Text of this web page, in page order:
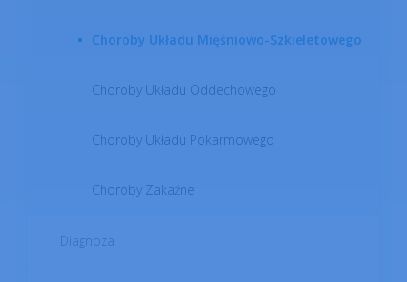
Choroby Układu Mięśniowo-Szkieletowego
Choroby Układu Oddechowego
Choroby Układu Pokarmowego
Choroby Zakaźne
Diagnoza